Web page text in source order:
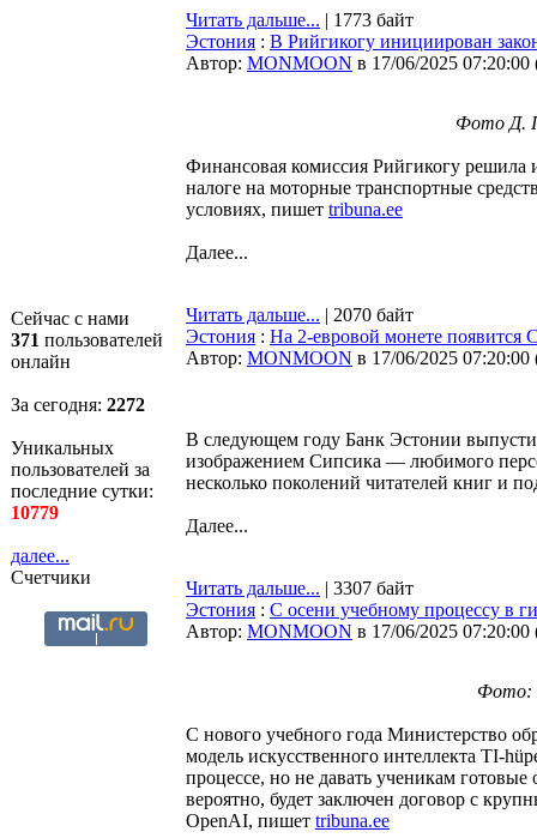
Сейчас с нами
371 пользователей
онлайн
За сегодня: 2272
Уникальных
пользователей за
последние сутки:
10779
далее...
Счетчики
Читать дальше... | 1773 байт
Эстония : В Рийгикогу инициирован
Автор: MONMOON в 17/06/2025 07:20:00
Фото Д.
Финансовая комиссия Рийгикогу решила
налоге на моторные транспортные
условиях, пишет tribuna.ee
Далее...
Читать дальше... | 2070 байт
Эстония : На 2-евровой монете появится
Автор: MONMOON в 17/06/2025 07:20:00
В следующем году Банк Эстонии
изображением Сипсика — любимого
несколько поколений читателей книг и
Далее...
Читать дальше... | 3307 байт
Эстония : С осени учебному процессу в
Автор: MONMOON в 17/06/2025 07:20:00
Фото:
С нового учебного года Министерство
модель искусственного интеллекта TI-
процессе, но не давать ученикам
вероятно, будет заключен договор с
OpenAI, пишет tribuna.ee